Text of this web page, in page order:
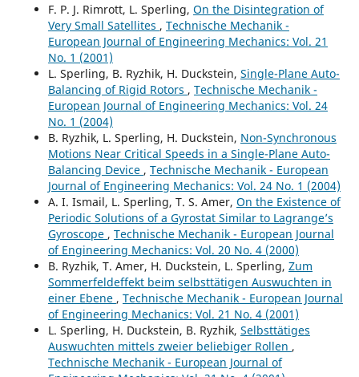
F. P. J. Rimrott, L. Sperling, On the Disintegration of
Very Small Satellites , Technische Mechanik -
European Journal of Engineering Mechanics: Vol. 21
No. 1 (2001)
L. Sperling, B. Ryzhik, H. Duckstein, Single-Plane Auto-
Balancing of Rigid Rotors , Technische Mechanik -
European Journal of Engineering Mechanics: Vol. 24
No. 1 (2004)
B. Ryzhik, L. Sperling, H. Duckstein, Non-Synchronous
Motions Near Critical Speeds in a Single-Plane Auto-
Balancing Device , Technische Mechanik - European
Journal of Engineering Mechanics: Vol. 24 No. 1 (2004)
A. I. Ismail, L. Sperling, T. S. Amer, On the Existence of
Periodic Solutions of a Gyrostat Similar to Lagrange’s
Gyroscope , Technische Mechanik - European Journal
of Engineering Mechanics: Vol. 20 No. 4 (2000)
B. Ryzhik, T. Amer, H. Duckstein, L. Sperling, Zum
Sommerfeldeffekt beim selbsttätigen Auswuchten in
einer Ebene , Technische Mechanik - European Journal
of Engineering Mechanics: Vol. 21 No. 4 (2001)
L. Sperling, H. Duckstein, B. Ryzhik, Selbsttätiges
Auswuchten mittels zweier beliebiger Rollen ,
Technische Mechanik - European Journal of